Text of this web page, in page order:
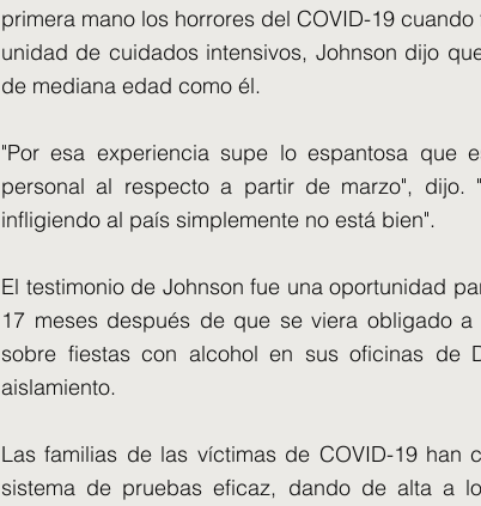
primera mano los horrores del COVID-19
unidad de cuidados intensivos, Johnson dijo
de mediana edad como él.
"Por esa experiencia supe lo espantosa que
personal al respecto a partir de marzo",
infligiendo al país simplemente no está bien".
El testimonio de Johnson fue una oportunidad
17 meses después de que se viera obligado
sobre fiestas con alcohol en sus oficinas de
aislamiento.
Las familias de las víctimas de COVID-19
sistema de pruebas eficaz, dando de alta a